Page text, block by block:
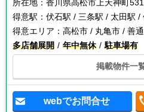
所在地： 香川県高松市上天神町
得意駅： 伏石駅 / 三条駅 / 太田駅 /
得意エリア： 高松市 / 丸亀市 / 善
多店舗展開
年中無休 駐車場有
掲載物件一
webでお問合せ